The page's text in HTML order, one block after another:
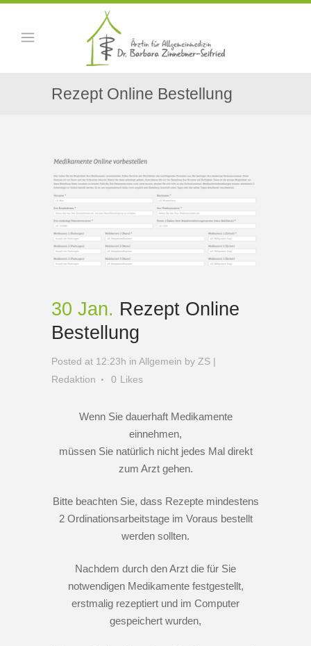
Rezept Online Bestellung
30 Jan. Rezept Online
Bestellung
Posted at 12:23h in Allgemein by ZS |
Redaktion
0 Likes
Wenn Sie dauerhaft Medikamente
einnehmen,
müssen Sie natürlich nicht jedes Mal direkt
zum Arzt gehen.
Bitte beachten Sie, dass Rezepte mindestens
2 Ordinationsarbeitstage im Voraus bestellt
werden sollten.
Nachdem durch den Arzt die für Sie
notwendigen Medikamente festgestellt,
erstmalig rezeptiert und im Computer
gespeichert wurden,